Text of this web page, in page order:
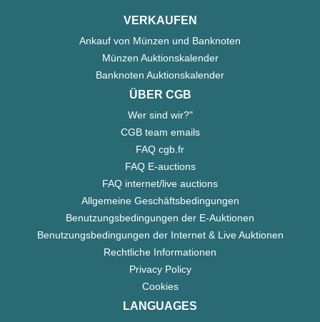
VERKAUFEN
Ankauf von Münzen und Banknoten
Münzen Auktionskalender
Banknoten Auktionskalender
ÜBER CGB
Wer sind wir?"
CGB team emails
FAQ cgb.fr
FAQ E-auctions
FAQ internet/live auctions
Allgemeine Geschäftsbedingungen
Benutzungsbedingungen der E-Auktionen
Benutzungsbedingungen der Internet & Live Auktionen
Rechtliche Informationen
Privacy Policy
Cookies
LANGUAGES